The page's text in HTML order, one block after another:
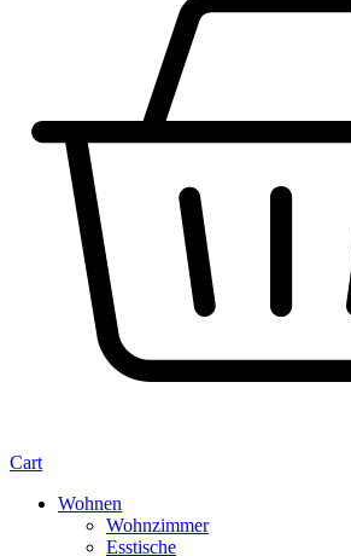
Cart
Wohnen
Wohnzimmer
Esstische